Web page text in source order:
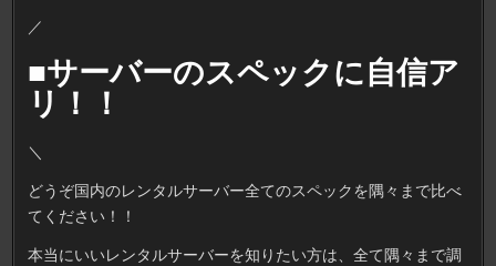
／
■サーバーのスペックに自信ア
リ！！
＼
どうぞ国内のレンタルサーバー全てのスペックを隅々まで比べ
てください！！
本当にいいレンタルサーバーを知りたい方は、全て隅々まで調